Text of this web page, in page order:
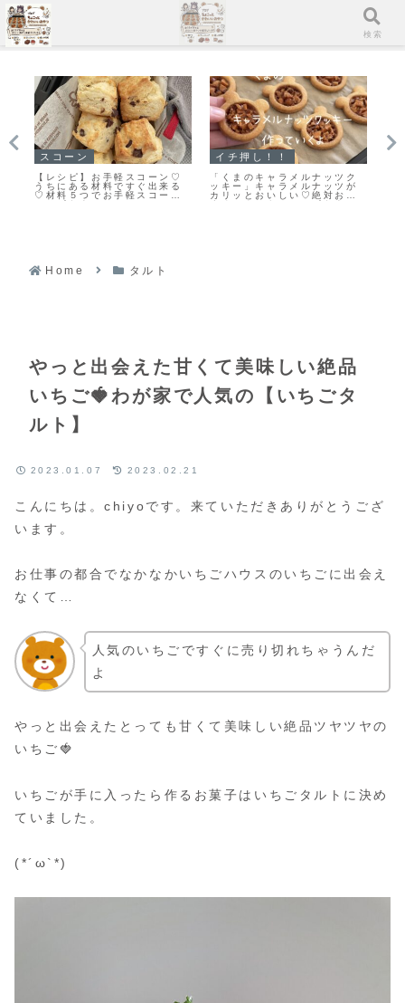
クッキー
「おやつ何がいい？」あっと
いう間になくなります♡栗原
はるみさんの塩クッキー焼き
ました！
イチ押し！！
「無塩バター」と違いを検
証！クッキーを「有塩バタ
ー」で作ってみました
Home タルト
やっと出会えた甘くて美味しい絶品
いちご🍓わが家で人気の【いちごタ
ルト】
2023.01.07 2023.02.21
こんにちは。chiyoです。来ていただきありがとうござ
います。
お仕事の都合でなかなかいちごハウスのいちごに出会え
なくて…
人気のいちごですぐに売り切れちゃうんだ
よ
やっと出会えたとっても甘くて美味しい絶品ツヤツヤの
いちご🍓
いちごが手に入ったら作るお菓子はいちごタルトに決め
ていました。
(*´ω`*)
メニュー 検索